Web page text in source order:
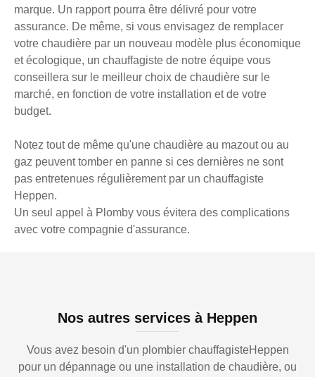
marque. Un rapport pourra être délivré pour votre
assurance. De même, si vous envisagez de remplacer
votre chaudière par un nouveau modèle plus économique
et écologique, un chauffagiste de notre équipe vous
conseillera sur le meilleur choix de chaudière sur le
marché, en fonction de votre installation et de votre
budget.
Notez tout de même qu'une chaudière au mazout ou au
gaz peuvent tomber en panne si ces dernières ne sont
pas entretenues régulièrement par un chauffagiste
Heppen.
Un seul appel à Plomby vous évitera des complications
avec votre compagnie d'assurance.
Nos autres services à Heppen
Vous avez besoin d'un plombier chauffagisteHeppen
pour un dépannage ou une installation de chaudière, ou